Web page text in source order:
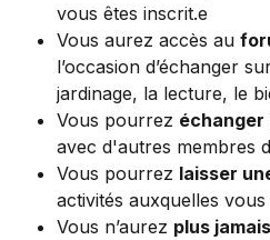
vous êtes inscrit.e
Vous aurez accès au
l’occasion d’échanger
jardinage, la lecture, le
Vous pourrez échanger
avec d'autres membres
Vous pourrez laisser
activités auxquelles
Vous n’aurez plus